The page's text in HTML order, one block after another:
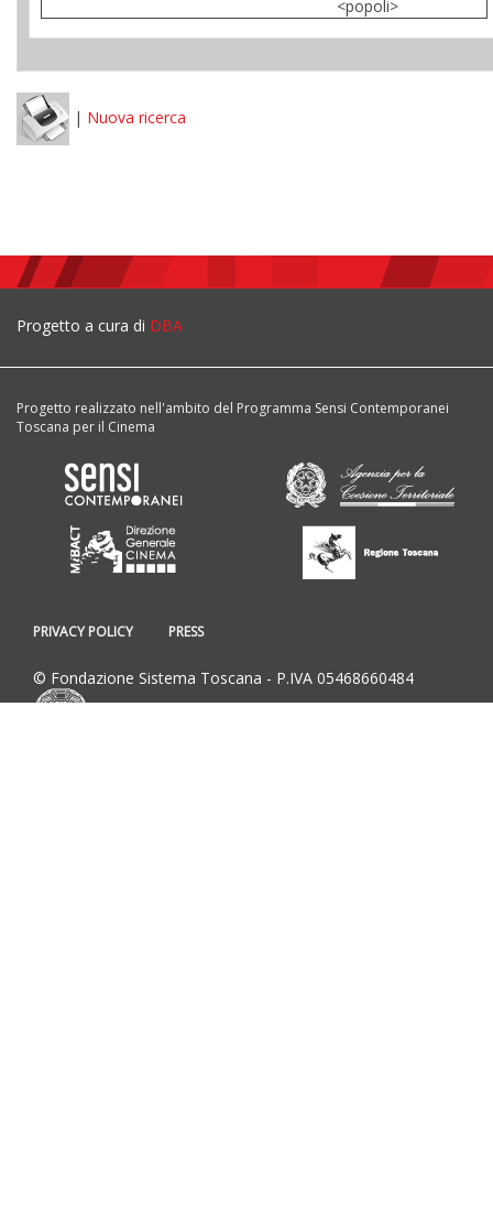
<popoli>
| Nuova ricerca
Progetto a cura di DBA
Progetto realizzato nell'ambito del Programma Sensi Contemporanei
Toscana per il Cinema
PRIVACY POLICY PRESS
© Fondazione Sistema Toscana - P.IVA 05468660484